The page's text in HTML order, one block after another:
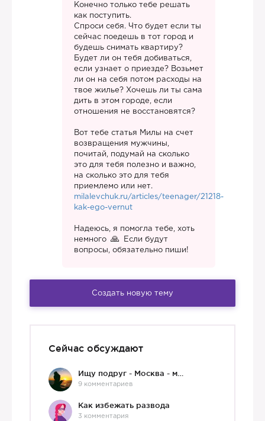
Конечно только тебе решать
как поступить.
Спроси себя. Что будет если ты
сейчас поедешь в тот город и
будешь снимать квартиру?
Будет ли он тебя добиваться,
если узнает о приезде? Возьмет
ли он на себя потом расходы на
твое жилье? Хочешь ли ты сама
дить в этом городе, если
отношения не восстановятся?
Вот тебе статья Милы на счет
возвращения мужчины,
почитай, подумай на сколько
это для тебя полезно и важно,
на сколько это для тебя
приемлемо или нет.
milalevchuk.ru/articles/teenager/21218-
kak-ego-vernut
Надеюсь, я помогла тебе, хоть
немного
Если будут
вопросы, обязательно пиши!
Создать новую тему
Сейчас обсуждают
9 комментариев
Как избежать развода
3 комментария